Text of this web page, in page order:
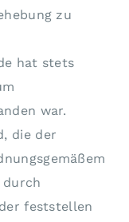
zu
hat stets
war.
die der
durch
feststellen